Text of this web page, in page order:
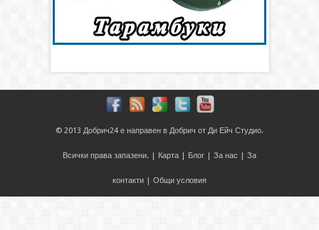
© 2013 Добрич24 е направен в Добрич от Ди Ейч Студио.
Всички права запазени. | Карта | Блог | За нас | За
контакти | Общи условия